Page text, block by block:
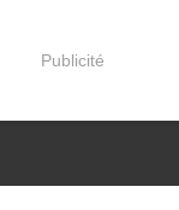
Publicité